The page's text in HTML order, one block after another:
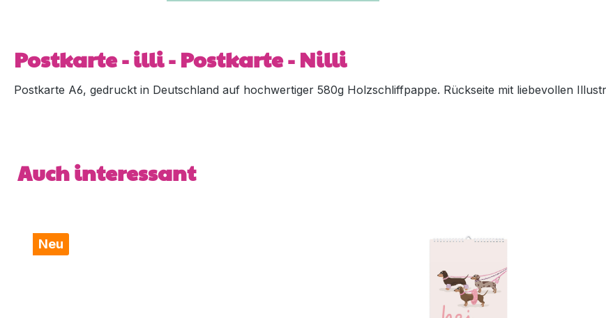
Postkarte - illi - Postkarte - Nilli
Postkarte A6, gedruckt in Deutschland auf hochwertiger 580g Holzschliffpappe. Rückseite mit liebevollen
Produktgalerie überspringen
Auch interessant
Neu